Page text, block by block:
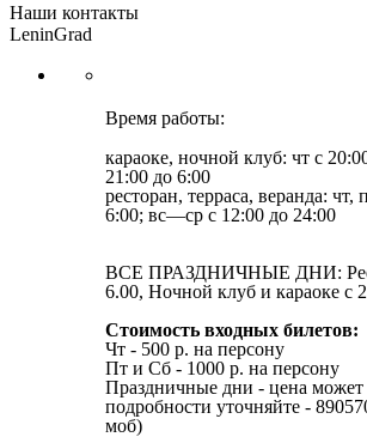
Наши контакты
LeninGrad
Время работы:
караоке, ночной клуб: чт с
21:00 до 6:00
ресторан, терраса, веранда: чт,
6:00; вс—ср с 12:00 до 24:00
ВСЕ ПРАЗДНИЧНЫЕ ДНИ:
6.00, Ночной клуб и караоке с
Стоимость входных билетов:
Чт - 500 р. на персону
Пт и Cб - 1000 р. на персону
Праздничные дни - цена может
подробности уточняйте -
моб)